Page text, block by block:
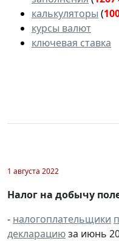
калькуляторы (
курсы валют
ключевая ставка
1 августа 2022
Налог на добычу
- налогоплательщики
декларациюза июнь